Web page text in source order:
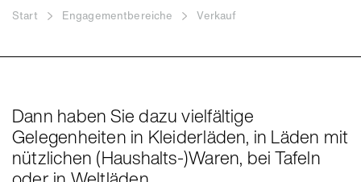
Start Engagementbereiche Verkauf
Dann haben Sie dazu vielfältige
Gelegenheiten in Kleiderläden, in Läden mit
nützlichen (Haushalts-)Waren, bei Tafeln